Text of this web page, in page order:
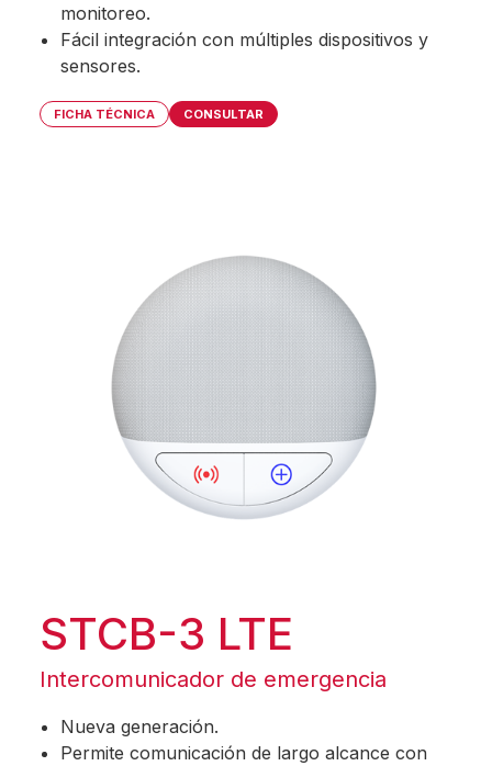
monitoreo.
Fácil integración con múltiples dispositivos y
sensores.
FICHA TÉCNICA CONSULTAR
STCB-3 LTE
Intercomunicador de emergencia
Nueva generación.
Permite comunicación de largo alcance con